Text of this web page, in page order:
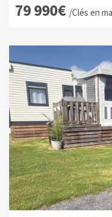
79 990€ /Clés en